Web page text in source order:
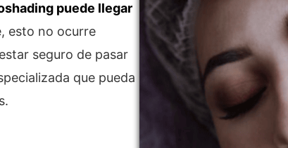
puede llegar
esto no ocurre
seguro de pasar
que pueda